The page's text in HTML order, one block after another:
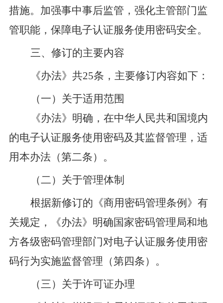
措施。加强事中事后监管，强化主管部门监
管职能，保障电子认证服务使用密码安全。
三、 修订的主要内容
《办法》 共25条， 主要修订内容如下：
（一）关于适用范围
《办法》 明确，在中华人民共和国境内
的电子认证服务使用密码及其监督管理，适
用本办法（第二条） 。
（二）关于管理体制
根据新修订的《商用密码管理条例》有
关规定，
《办法》 明确国家密码管理局和地
方各级密码管理部门对电子认证服务使用密
码行为实施监督管理 （第四条） 。
（三）关于许可证办理